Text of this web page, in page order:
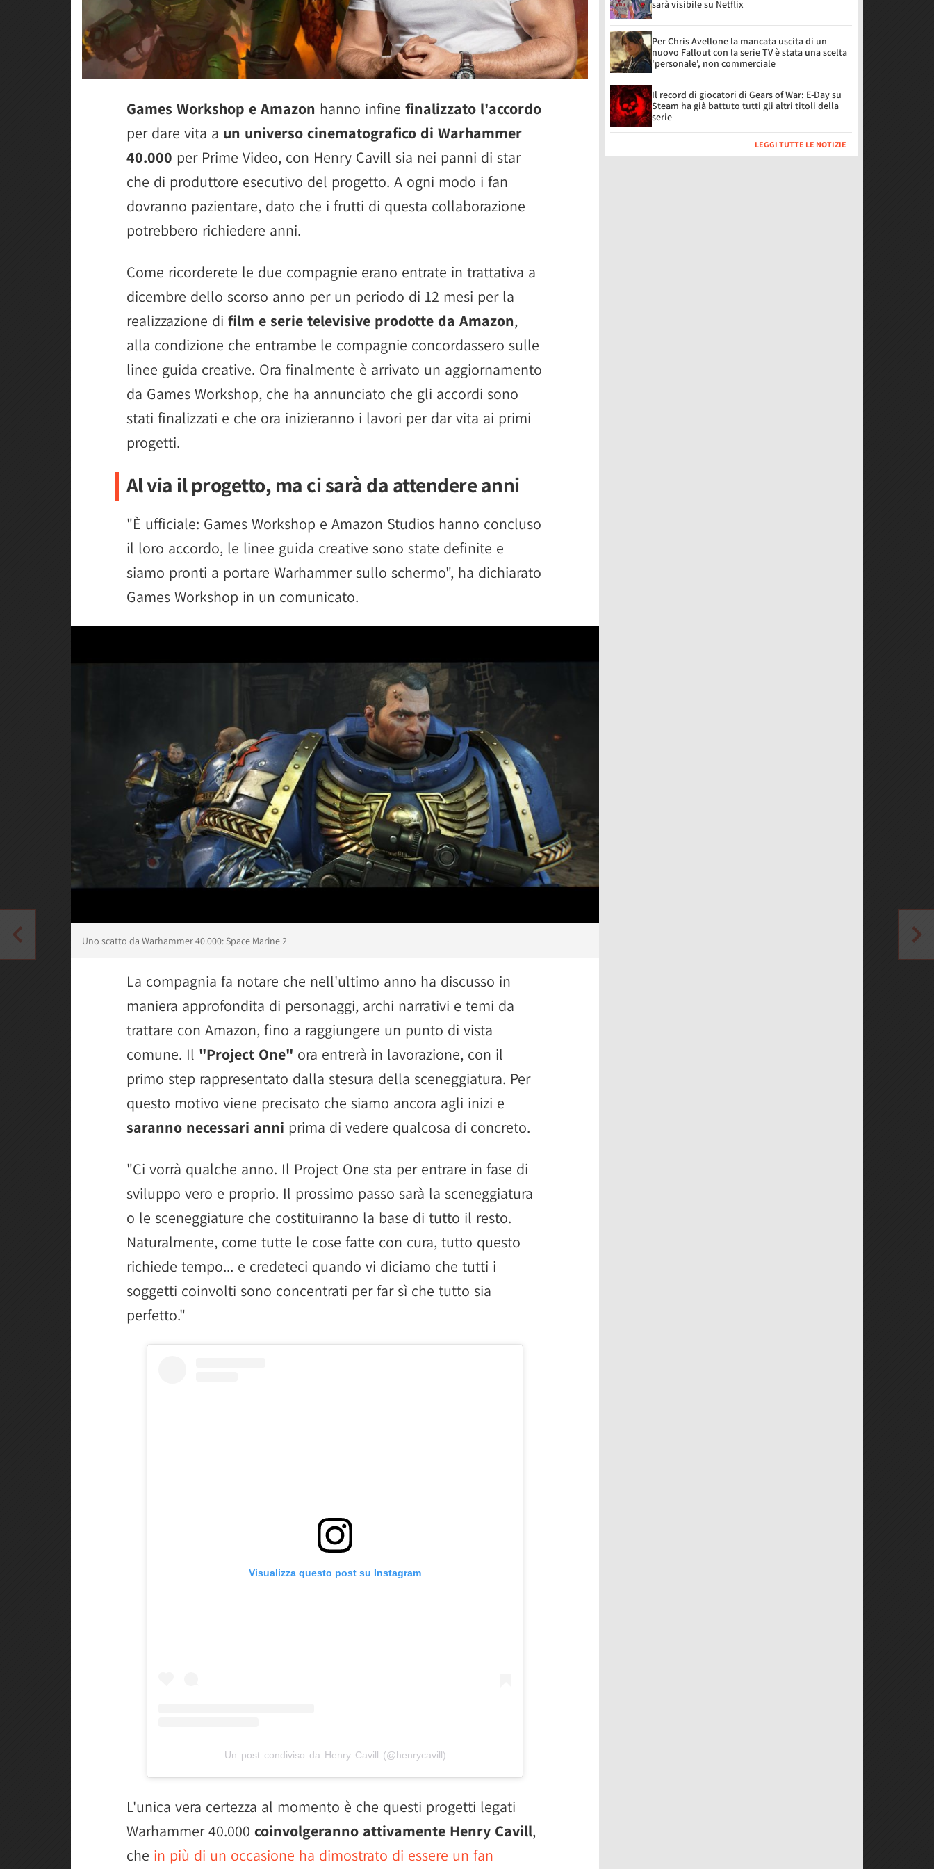
Games Workshop e Amazon hanno infine finalizzato l'accordo
per dare vita a un universo cinematografico di Warhammer
40.000 per Prime Video, con Henry Cavill sia nei panni di star
che di produttore esecutivo del progetto. A ogni modo i fan
dovranno pazientare, dato che i frutti di questa collaborazione
potrebbero richiedere anni.
Come ricorderete le due compagnie erano entrate in trattativa a
dicembre dello scorso anno per un periodo di 12 mesi per la
realizzazione di film e serie televisive prodotte da Amazon,
alla condizione che entrambe le compagnie concordassero sulle
linee guida creative. Ora finalmente è arrivato un aggiornamento
da Games Workshop, che ha annunciato che gli accordi sono
stati finalizzati e che ora inizieranno i lavori per dar vita ai primi
progetti.
Al via il progetto, ma ci sarà da attendere anni
"È ufficiale: Games Workshop e Amazon Studios hanno concluso
il loro accordo, le linee guida creative sono state definite e
siamo pronti a portare Warhammer sullo schermo", ha dichiarato
Games Workshop in un comunicato.
Uno scatto da Warhammer 40.000: Space Marine 2
La compagnia fa notare che nell'ultimo anno ha discusso in
maniera approfondita di personaggi, archi narrativi e temi da
trattare con Amazon, fino a raggiungere un punto di vista
comune. Il "Project One" ora entrerà in lavorazione, con il
primo step rappresentato dalla stesura della sceneggiatura. Per
questo motivo viene precisato che siamo ancora agli inizi e
saranno necessari anni prima di vedere qualcosa di concreto.
"Ci vorrà qualche anno. Il Project One sta per entrare in fase di
sviluppo vero e proprio. Il prossimo passo sarà la sceneggiatura
o le sceneggiature che costituiranno la base di tutto il resto.
Naturalmente, come tutte le cose fatte con cura, tutto questo
richiede tempo... e credeteci quando vi diciamo che tutti i
soggetti coinvolti sono concentrati per far sì che tutto sia
perfetto."
Visualizza questo post su Instagram
Un post condiviso da Henry Cavill (@henrycavill)
L'unica vera certezza al momento è che questi progetti legati
Warhammer 40.000 coinvolgeranno attivamente Henry Cavill,
che in più di un occasione ha dimostrato di essere un fan
sarà visibile su Netflix
Per Chris Avellone la mancata uscita di un
nuovo Fallout con la serie TV è stata una scelta
'personale', non commerciale
Il record di giocatori di Gears of War: E-Day su
Steam ha già battuto tutti gli altri titoli della
serie
LEGGI TUTTE LE NOTIZIE